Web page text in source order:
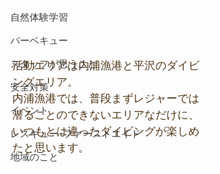
自然体験学習
バーベキュー
スタッフが思うこと
安全対策
イベント
レスキュー･ファーストエイド
地域のこと
活動エリアは内浦漁港と平沢のダイビ
ングエリア。
内浦漁港では、普段まずレジャーでは
潜ることのできないエリアなだけに、
いつもとは違ったダイビングが楽しめ
たと思います。